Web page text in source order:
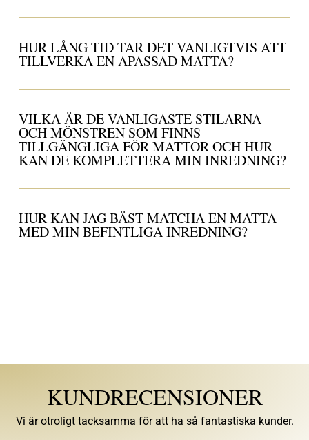
HUR LÅNG TID TAR DET VANLIGTVIS ATT
TILLVERKA EN APASSAD MATTA?
VILKA ÄR DE VANLIGASTE STILARNA
OCH MÖNSTREN SOM FINNS
TILLGÄNGLIGA FÖR MATTOR OCH HUR
KAN DE KOMPLETTERA MIN INREDNING?
HUR KAN JAG BÄST MATCHA EN MATTA
MED MIN BEFINTLIGA INREDNING?
KUNDRECENSIONER
Vi är otroligt tacksamma för att ha så fantastiska kunder.